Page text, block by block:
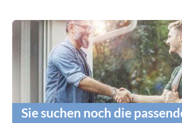
Sie suchen noch die